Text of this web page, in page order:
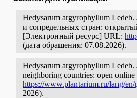
Hedysarum argyrophyllum
и сопредельных стран:
[Электронный ресурс] URL:
(дата обращения: 07.08.2026).
Hedysarum argyrophyllum Ledeb.
neighboring countries: open
https://www.plantarium.ru/lang/
2026).